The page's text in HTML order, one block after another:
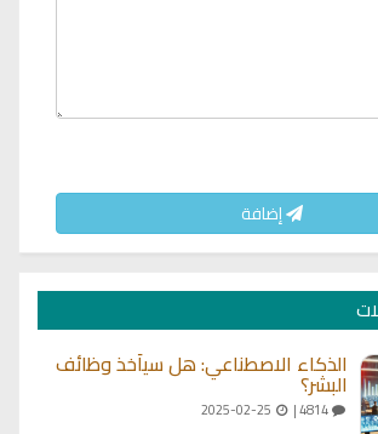
إضافة
الذكاء الاصطناعي: هل سيأخذ وظائف
البشر؟
4814 |